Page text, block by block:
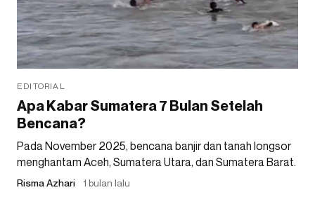
EDITORIAL
Apa Kabar Sumatera 7 Bulan Setelah
Bencana?
Pada November 2025, bencana banjir dan tanah longsor
menghantam Aceh, Sumatera Utara, dan Sumatera Barat.
Risma Azhari 1 bulan lalu